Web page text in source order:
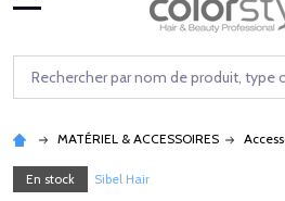
Rechercher
MATÉRIEL & ACCESSOIRES
En stock Sibel Hair